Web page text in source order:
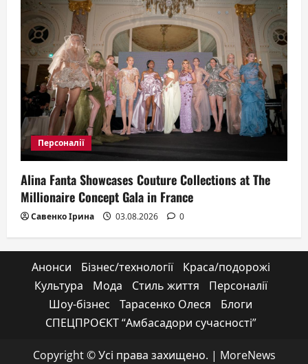
Персоналії
Alina Fanta Showcases Couture Collections at The
Millionaire Concept Gala in France
Савенко Ірина 03.08.2026 0
Анонси Бізнес/технології
Краса/подорожі
Культура
Мода Стиль життя
Персоналії
Шоу-бізнес
Тарасенко Олеся
Блоги
СПЕЦПРОЄКТ “Амбасадори сучасності”
Copyright © Усі права захищено. | MoreNews